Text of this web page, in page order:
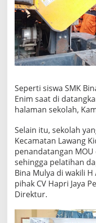
Seperti siswa SMK
Enim saat di
halaman sekolah,
Selain itu, sekolah
Kecamatan Lawang
penandatangan
sehingga pelatihan
Bina Mulya di wakili
pihak CV Hapri Jaya
Direktur.